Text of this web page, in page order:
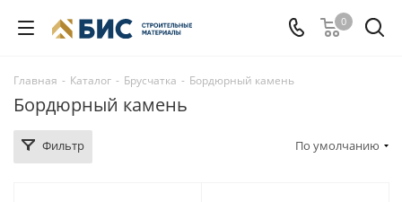
0
Главная - Каталог - Брусчатка - Бордюрный камень
Бордюрный камень
Фильтр По умолчанию